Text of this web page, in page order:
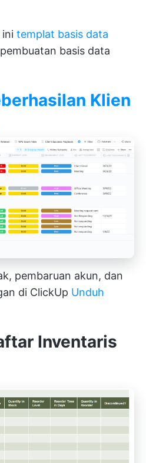
templat basis data
basis data
Klien
pembaruan akun, dan
di ClickUp Unduh
Inventaris